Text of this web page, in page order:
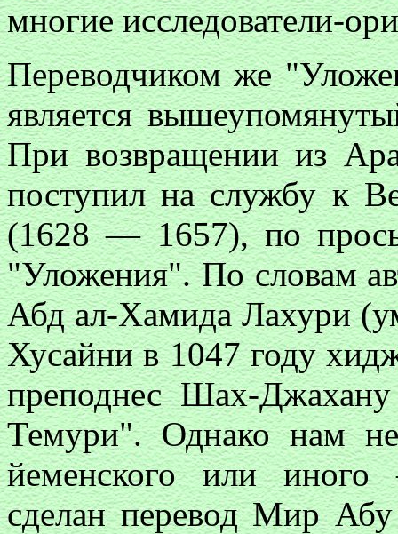
многие исследователи-
Переводчиком же
является
При возвращении из
поступил на службу к
(1628 — 1657), по
"Уложения". По словам
Абд ал-Хамида Лахури
Хусайни в 1047 году
преподнес Шах-
Темури". Однако нам
йеменского или
сделан перевод Мир